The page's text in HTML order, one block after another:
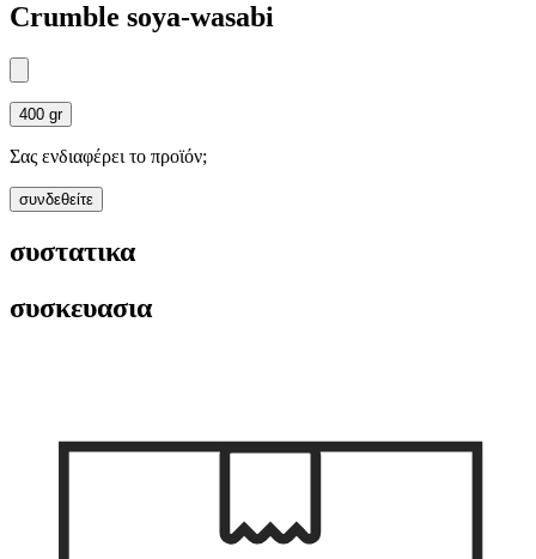
Crumble soya-wasabi
400 gr
Σας ενδιαφέρει το προϊόν;
συνδεθείτε
συστατικα
συσκευασια